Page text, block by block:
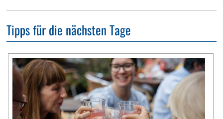
Tipps für die nächsten Tage